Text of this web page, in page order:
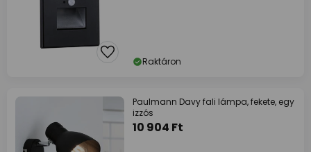
Raktáron
Paulmann Davy fali lámpa, fekete, egy
izzós
10 904 Ft